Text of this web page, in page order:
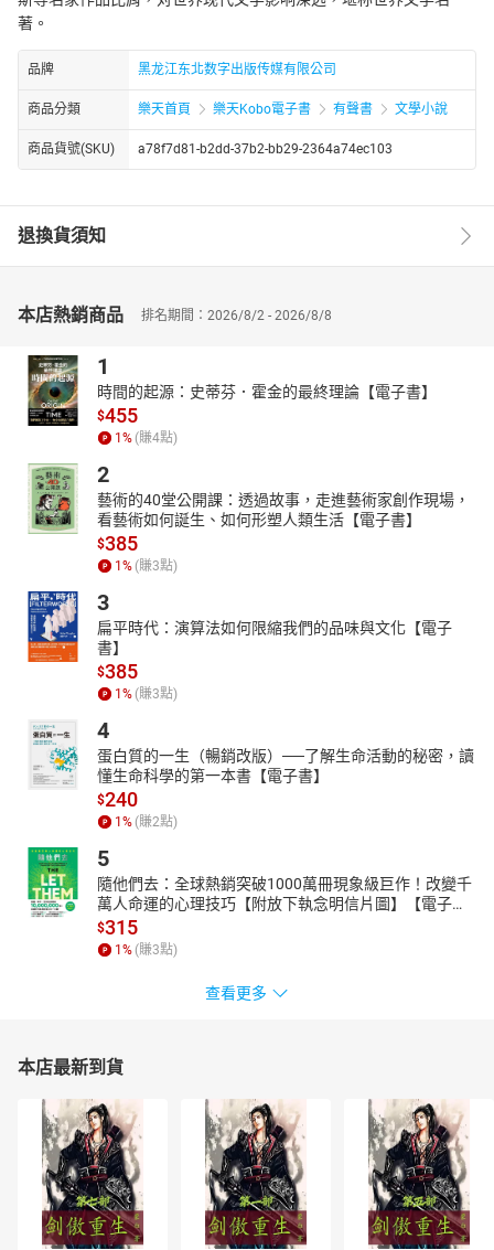
著。
品牌 黑龙江东北数字出版传媒有限公司
商品分類 樂天首頁 樂天Kobo電子書 有聲書 文學小說
商品貨號(SKU) a78f7d81-b2dd-37b2-bb29-2364a74ec103
退換貨須知
本店熱銷商品 排名期間：2026/8/2 - 2026/8/8
1
時間的起源：史蒂芬．霍金的最終理論【電子書】
$455
1% (賺4點)
2
藝術的40堂公開課：透過故事，走進藝術家創作現場，
看藝術如何誕生、如何形塑人類生活【電子書】
$385
1% (賺3點)
3
扁平時代：演算法如何限縮我們的品味與文化【電子
書】
$385
1% (賺3點)
4
蛋白質的一生（暢銷改版）──了解生命活動的秘密，讀
懂生命科學的第一本書【電子書】
$240
1% (賺2點)
5
隨他們去：全球熱銷突破1000萬冊現象級巨作！改變千
萬人命運的心理技巧【附放下執念明信片圖】【電子
書】
$315
1% (賺3點)
查看更多
本店最新到貨